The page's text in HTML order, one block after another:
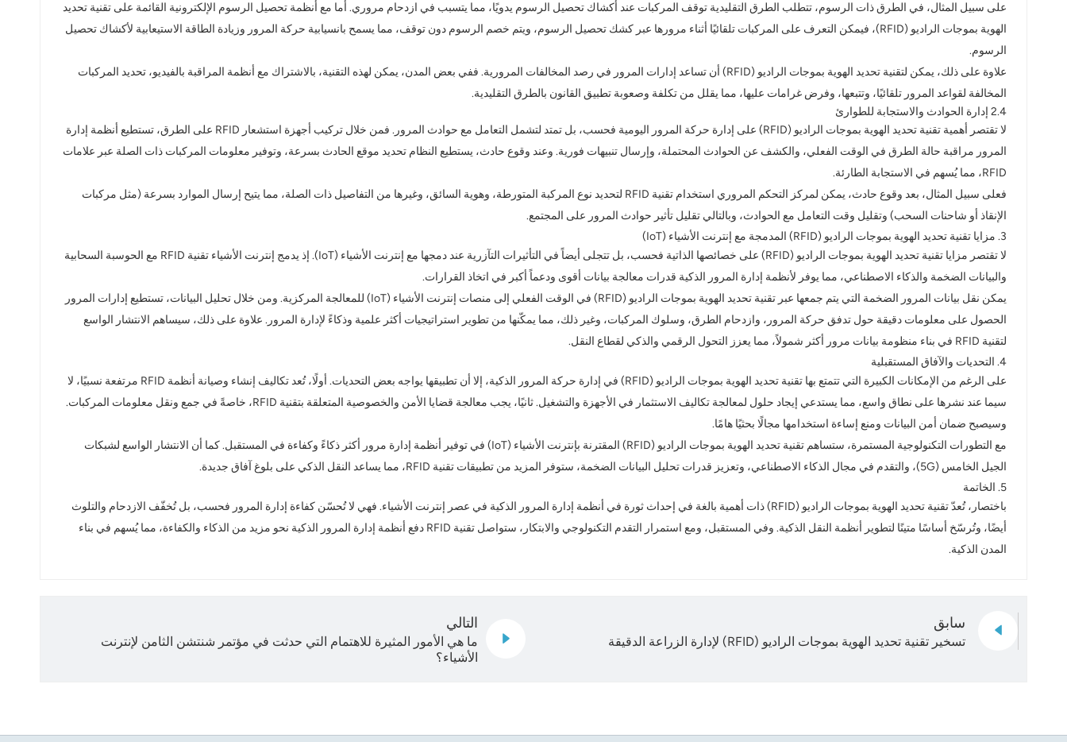
على سبيل المثال، في الطرق ذات الرسوم، تتطلب الطرق التقليدية توقف المركبات عند أكشاك تحصيل الرسوم يدويًا، مما يتسبب في ازدحام مروري. أما مع أنظمة تحصيل الرسوم الإلكترونية القائمة على تقنية تحديد
الهوية بموجات الراديو (RFID)، فيمكن التعرف على المركبات تلقائيًا أثناء مرورها عبر كشك تحصيل الرسوم، ويتم خصم الرسوم دون توقف، مما يسمح بانسيابية حركة المرور وزيادة الطاقة الاستيعابية لأكشاك تحصيل
الرسوم.
علاوة على ذلك، يمكن لتقنية تحديد الهوية بموجات الراديو (RFID) أن تساعد إدارات المرور في رصد المخالفات المرورية. ففي بعض المدن، يمكن لهذه التقنية، بالاشتراك مع أنظمة المراقبة بالفيديو، تحديد المركبات
المخالفة لقواعد المرور تلقائيًا، وتتبعها، وفرض غرامات عليها، مما يقلل من تكلفة وصعوبة تطبيق القانون بالطرق التقليدية.
2.4 إدارة الحوادث والاستجابة للطوارئ
لا تقتصر أهمية تقنية تحديد الهوية بموجات الراديو (RFID) على إدارة حركة المرور اليومية فحسب، بل تمتد لتشمل التعامل مع حوادث المرور. فمن خلال تركيب أجهزة استشعار RFID على الطرق، تستطيع أنظمة إدارة
المرور مراقبة حالة الطرق في الوقت الفعلي، والكشف عن الحوادث المحتملة، وإرسال تنبيهات فورية. وعند وقوع حادث، يستطيع النظام تحديد موقع الحادث بسرعة، وتوفير معلومات المركبات ذات الصلة عبر علامات
RFID، مما يُسهم في الاستجابة الطارئة.
فعلى سبيل المثال، بعد وقوع حادث، يمكن لمركز التحكم المروري استخدام تقنية RFID لتحديد نوع المركبة المتورطة، وهوية السائق، وغيرها من التفاصيل ذات الصلة، مما يتيح إرسال الموارد بسرعة (مثل مركبات
الإنقاذ أو شاحنات السحب) وتقليل وقت التعامل مع الحوادث، وبالتالي تقليل تأثير حوادث المرور على المجتمع.
3. مزايا تقنية تحديد الهوية بموجات الراديو (RFID) المدمجة مع إنترنت الأشياء (IoT)
لا تقتصر مزايا تقنية تحديد الهوية بموجات الراديو (RFID) على خصائصها الذاتية فحسب، بل تتجلى أيضاً في التأثيرات التآزرية عند دمجها مع إنترنت الأشياء (IoT). إذ يدمج إنترنت الأشياء تقنية RFID مع الحوسبة السحابية
والبيانات الضخمة والذكاء الاصطناعي، مما يوفر لأنظمة إدارة المرور الذكية قدرات معالجة بيانات أقوى ودعماً أكبر في اتخاذ القرارات.
يمكن نقل بيانات المرور الضخمة التي يتم جمعها عبر تقنية تحديد الهوية بموجات الراديو (RFID) في الوقت الفعلي إلى منصات إنترنت الأشياء (IoT) للمعالجة المركزية. ومن خلال تحليل البيانات، تستطيع إدارات المرور
الحصول على معلومات دقيقة حول تدفق حركة المرور، وازدحام الطرق، وسلوك المركبات، وغير ذلك، مما يمكّنها من تطوير استراتيجيات أكثر علمية وذكاءً لإدارة المرور. علاوة على ذلك، سيساهم الانتشار الواسع
لتقنية RFID في بناء منظومة بيانات مرور أكثر شمولاً، مما يعزز التحول الرقمي والذكي لقطاع النقل.
4. التحديات والآفاق المستقبلية
على الرغم من الإمكانات الكبيرة التي تتمتع بها تقنية تحديد الهوية بموجات الراديو (RFID) في إدارة حركة المرور الذكية، إلا أن تطبيقها يواجه بعض التحديات. أولًا، تُعد تكاليف إنشاء وصيانة أنظمة RFID مرتفعة نسبيًا، لا
سيما عند نشرها على نطاق واسع، مما يستدعي إيجاد حلول لمعالجة تكاليف الاستثمار في الأجهزة والتشغيل. ثانيًا، يجب معالجة قضايا الأمن والخصوصية المتعلقة بتقنية RFID، خاصةً في جمع ونقل معلومات المركبات.
وسيصبح ضمان أمن البيانات ومنع إساءة استخدامها مجالًا بحثيًا هامًا.
مع التطورات التكنولوجية المستمرة، ستساهم تقنية تحديد الهوية بموجات الراديو (RFID) المقترنة بإنترنت الأشياء (IoT) في توفير أنظمة إدارة مرور أكثر ذكاءً وكفاءة في المستقبل. كما أن الانتشار الواسع لشبكات
الجيل الخامس (5G)، والتقدم في مجال الذكاء الاصطناعي، وتعزيز قدرات تحليل البيانات الضخمة، ستوفر المزيد من تطبيقات تقنية RFID، مما يساعد النقل الذكي على بلوغ آفاق جديدة.
5. الخاتمة
باختصار، تُعدّ تقنية تحديد الهوية بموجات الراديو (RFID) ذات أهمية بالغة في إحداث ثورة في أنظمة إدارة المرور الذكية في عصر إنترنت الأشياء. فهي لا تُحسّن كفاءة إدارة المرور فحسب، بل تُخفّف الازدحام والتلوث
أيضًا، وتُرسّخ أساسًا متينًا لتطوير أنظمة النقل الذكية. وفي المستقبل، ومع استمرار التقدم التكنولوجي والابتكار، ستواصل تقنية RFID دفع أنظمة إدارة المرور الذكية نحو مزيد من الذكاء والكفاءة، مما يُسهم في بناء
المدن الذكية.
سابق
تسخير تقنية تحديد الهوية بموجات الراديو (RFID) لإدارة الزراعة الدقيقة
التالي
ما هي الأمور المثيرة للاهتمام التي حدثت في مؤتمر شنتشن الثامن لإنترنت
الأشياء؟